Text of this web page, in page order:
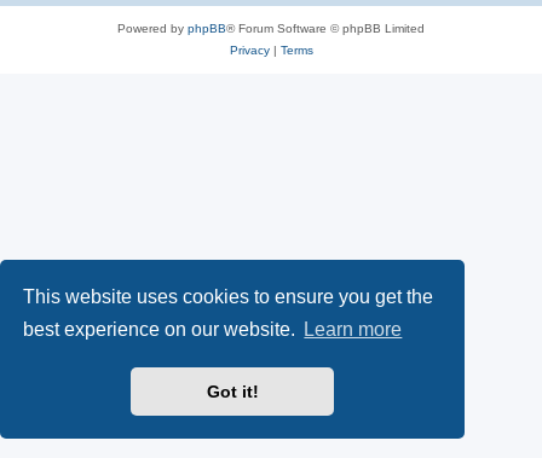
This website uses cookies to ensure you get the
best experience on our website.
Learn more
Got it!
Powered by phpBB® Forum Software © phpBB Limited
Privacy| Terms